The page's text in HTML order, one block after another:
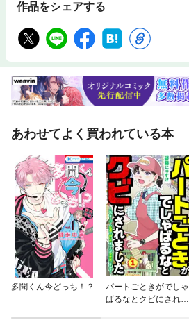
作品をシェアする
あわせてよく買われている本
多聞くん今どっち！？
パートごときがでしゃ
ばるなとクビにされま